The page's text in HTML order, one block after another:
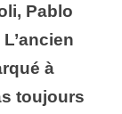
Pablo
à
toujours